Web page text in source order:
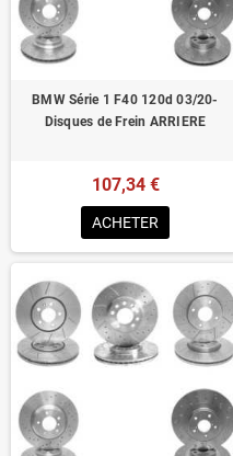
Homologué pour le contrôle
BMW Série 1 F40 120d 03/20-
Disques de Frein ARRIERE
107,34 €
ACHETER